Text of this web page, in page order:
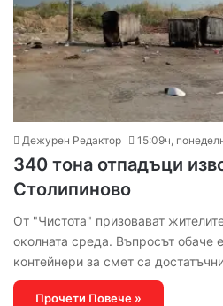
Дежурен Редактор 15:09ч,
340 тона отпадъци
Столипиново
От "Чистота" призовават
околната среда. Въпросът обаче
контейнери за смет са
Прочети Повече »